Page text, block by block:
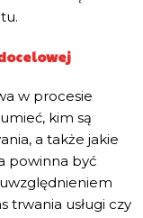
w procesie
kim są
a także jakie
powinna być
trwania usługi czy